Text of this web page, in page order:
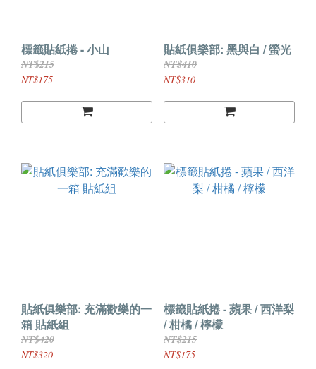
標籤貼紙捲 - 小山
NT$215
NT$175
貼紙俱樂部: 黑與白 / 螢光
NT$410
NT$310
貼紙俱樂部: 充滿歡樂的一
箱 貼紙組
NT$420
NT$320
標籤貼紙捲 - 蘋果 / 西洋梨
/ 柑橘 / 檸檬
NT$215
NT$175